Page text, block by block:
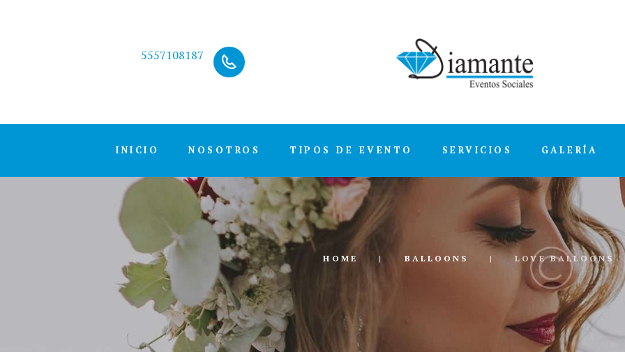
5557108187
INICIO NOSOTROS TIPOS DE EVENTO SERVICIOS GALERÍA
HOME BALLOONS LOVE BALLOONS